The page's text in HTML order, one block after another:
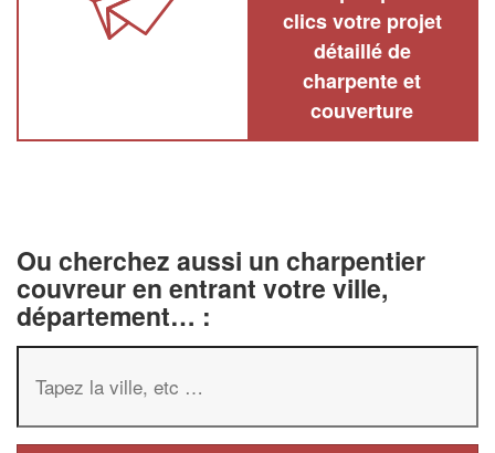
clics votre projet
détaillé de
charpente et
couverture
Ou cherchez aussi un charpentier
couvreur en entrant votre ville,
département… :